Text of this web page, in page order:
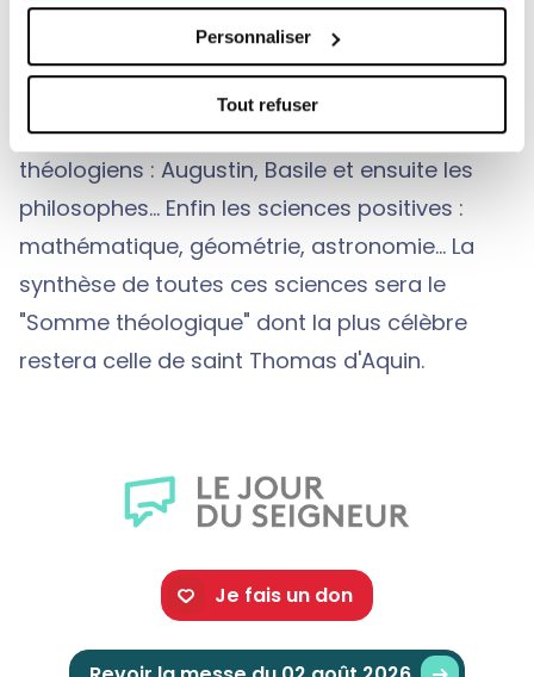
Personnaliser
Tout refuser
à des rites bien définis… Lectures, questions,
argumentations et commentaires du maître.
La Bible reste reine, "l'idée première" de tout
savoir. Puis viennent les pères de l'Eglise et les
théologiens : Augustin, Basile et ensuite les
philosophes… Enfin les sciences positives :
mathématique, géométrie, astronomie… La
synthèse de toutes ces sciences sera le
"Somme théologique" dont la plus célèbre
restera celle de saint Thomas d'Aquin.
Je fais un don